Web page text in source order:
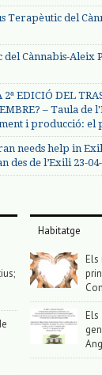
Terapèutic del
del Cànnabis-Aleix
EDICIÓ DEL
– Taula de
i producció: el
needs help in
des de l’Exili 23-
Habitatge
Els
Els